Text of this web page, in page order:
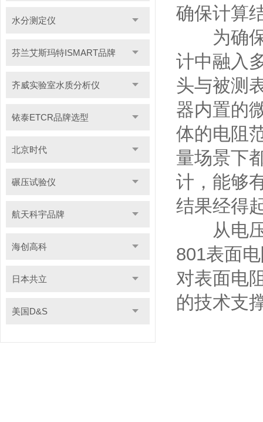
水分测定仪
芬兰艾斯玛特ISMART品牌
齐威实验室水质分析仪
铱泰ETCR品牌选型
北京时代
碾压试验仪
航天科宇品牌
海创高科
日本共立
美国D&S
确保计算
为确保
计中融入
头与被测
器内置的
体的电阻
量场景下
计，能够
结果经得
从电压
801表面
对表面电
的技术支